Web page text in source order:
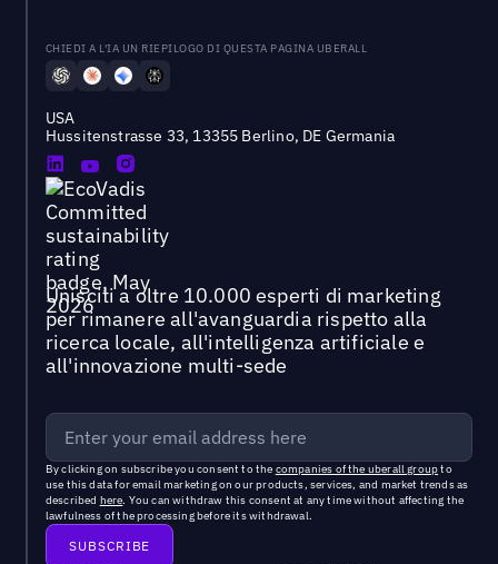
CHIEDI A L'IA UN RIEPILOGO DI QUESTA PAGINA UBERALL
USA
Hussitenstrasse 33, 13355 Berlino, DE Germania
Unisciti a oltre 10.000 esperti di marketing
per rimanere all'avanguardia rispetto alla
ricerca locale, all'intelligenza artificiale e
all'innovazione multi-sede
By clicking on subscribe you consent to the companies of the uberall groupto
use this data for email marketing on our products, services, and market trends as
described here. You can withdraw this consent at any time without affecting the
lawfulness of the processing before its withdrawal.